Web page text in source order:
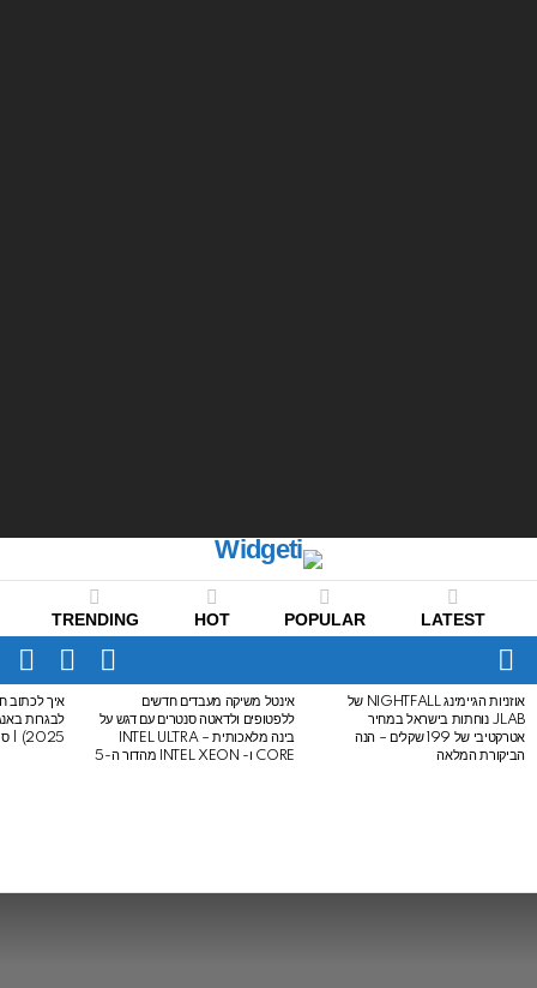
LATEST
POPULAR
HOT
TRENDING
Menu
SWITCH
SKIN
LATEST
STORIES
אוזניות הגיימינג NIGHTFALL של
JLAB נוחתות בישראל במחיר
אטרקטיבי של 199 שקלים – הנה
הביקורת המלאה
אינטל משיקה מעבדים חדשים
ללפטופים ולדאטה סנטרים עם דגש על
בינה מלאכותית – INTEL ULTRA
CORE ו- INTEL XEON מהדור ה-5
איך לכתוב
2025) | סיכום לבגרות באנגלית